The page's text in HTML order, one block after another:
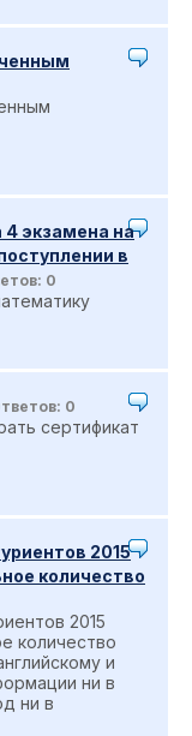
экзамена на
в
0
0
сертификат
2015
количество
2015
количество
и
ни в
ни в